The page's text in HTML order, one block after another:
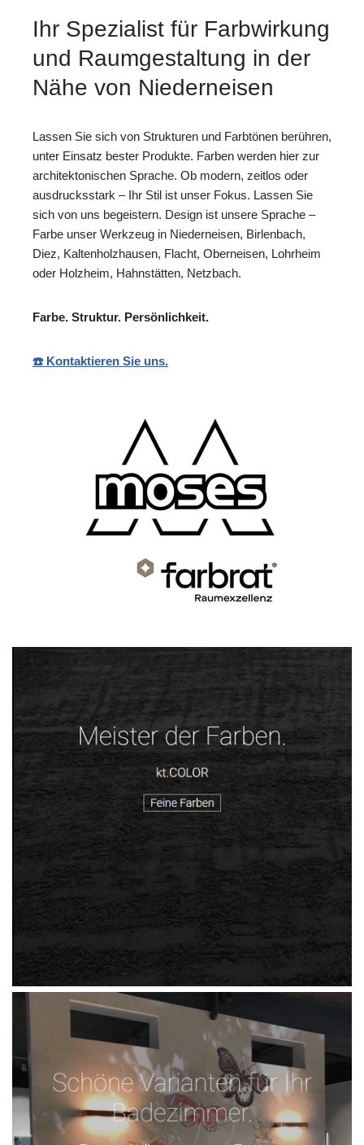
Ihr Spezialist für Farbwirkung
und Raumgestaltung in der
Nähe von Niederneisen
Lassen Sie sich von Strukturen und Farbtönen berühren,
unter Einsatz bester Produkte. Farben werden hier zur
architektonischen Sprache. Ob modern, zeitlos oder
ausdrucksstark – Ihr Stil ist unser Fokus. Lassen Sie
sich von uns begeistern. Design ist unsere Sprache –
Farbe unser Werkzeug in Niederneisen, Birlenbach,
Diez, Kaltenholzhausen, Flacht, Oberneisen, Lohrheim
oder Holzheim, Hahnstätten, Netzbach.
Farbe. Struktur. Persönlichkeit.
☎️ Kontaktieren Sie uns.